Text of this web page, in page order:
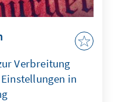
Verbreitung
in